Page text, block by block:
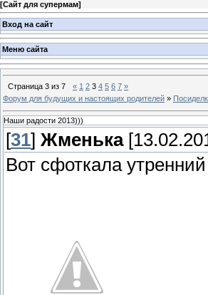
[Сайт для супермам]
Вход на сайт
Меню сайта
Страница 3 из 7 « 1 2 3 4 5 6 7 »
Форум для будущих и настоящих родителей »
Наши радости 2013)))
[31] Жменька
Вот сфоткала